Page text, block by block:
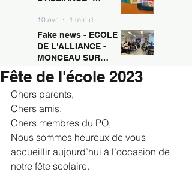
SAMBRE
10 avr.
Fake news - ECOLE
DE L'ALLIANCE -
MONCEAU SUR
SAMBRE
10 avr. 1 min de lecture
Fête de l'école 2023
Chers parents,
Chers amis,
Chers membres du PO,
Nous sommes heureux de vous
accueillir aujourd’hui à l’occasion de
notre fête scolaire.